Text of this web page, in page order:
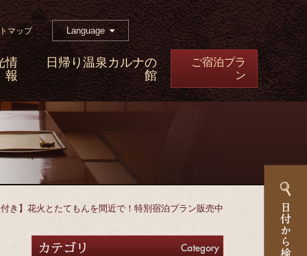
マップ Language
情
報
日帰り温泉カルナの
館
ご宿泊プラ
ン
き】花火とたてもんを間近で！特別宿泊プラン販売中